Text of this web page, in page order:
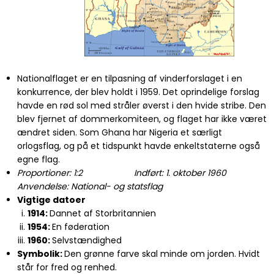
Nationalflaget er en tilpasning af vinderforslaget i en
konkurrence, der blev holdt i 1959. Det oprindelige forslag
havde en rød sol med stråler øverst i den hvide stribe. Den
blev fjernet af dommerkomiteen, og flaget har ikke været
ændret siden. Som Ghana har Nigeria et særligt
orlogsflag, og på et tidspunkt havde enkeltstaterne også
egne flag.
Proportioner: 1:2 Indført: 1. oktober 1960
Anvendelse: National- og statsflag
Vigtige datoer
1914:Dannet af Storbritannien
1954:En føderation
1960:Selvstændighed
Symbolik:Den grønne farve skal minde om jorden. Hvidt
står for fred og renhed.